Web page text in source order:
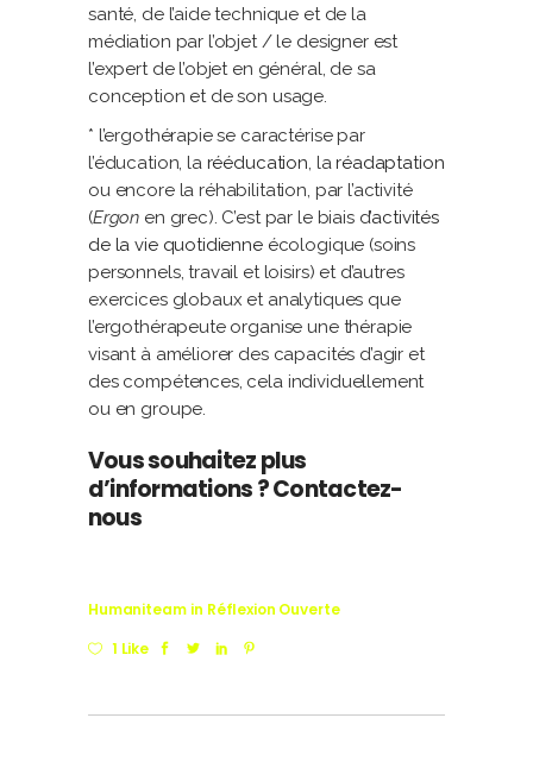
santé, de l’aide technique et de la
médiation par l’objet / le designer est
l’expert de l’objet en général, de sa
conception et de son usage.
* l’ergothérapie se caractérise par
l’éducation, la rééducation, laréadaptation
ou encore la réhabilitation, par l’activité
(Ergon en grec). C’est par le biais d’activités
de la vie quotidienneécologique (soins
personnels, travail et loisirs) et d’autres
exercices globaux et analytiques que
l’ergothérapeute organise une thérapie
visant à améliorer des capacités d’agir et
des compétences, cela individuellement
ou en groupe.
Vous souhaitez plus
d’informations ?Contactez-
nous
Humaniteam in Réflexion Ouverte
1 Like